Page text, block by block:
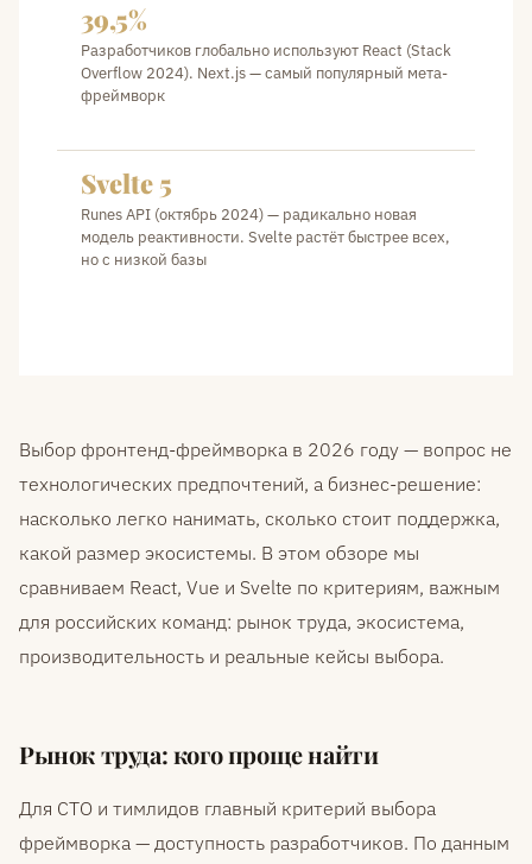
39,5%
Разработчиков глобально используют React (Stack
Overflow 2024). Next.js — самый популярный мета-
фреймворк
Svelte 5
Runes API (октябрь 2024) — радикально новая
модель реактивности. Svelte растёт быстрее всех,
но с низкой базы
Выбор фронтенд-фреймворка в 2026 году — вопрос не
технологических предпочтений, а бизнес-решение:
насколько легко нанимать, сколько стоит поддержка,
какой размер экосистемы. В этом обзоре мы
сравниваем React, Vue и Svelte по критериям, важным
для российских команд: рынок труда, экосистема,
производительность и реальные кейсы выбора.
Рынок труда: кого проще найти
Для CTO и тимлидов главный критерий выбора
фреймворка — доступность разработчиков. По данным